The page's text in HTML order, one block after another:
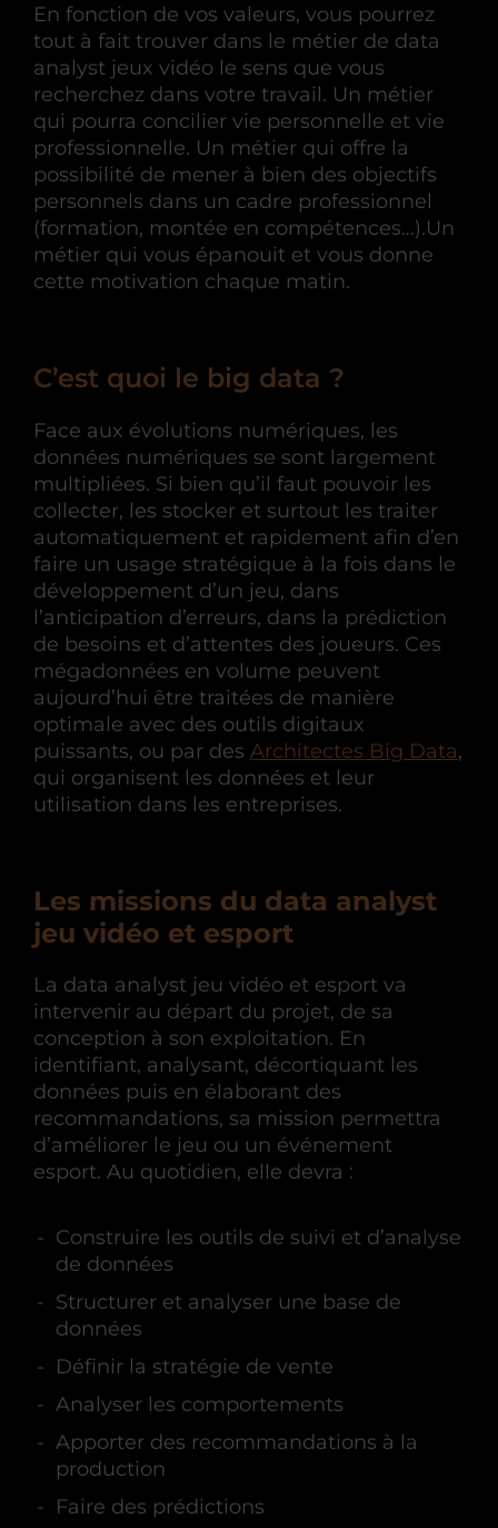
En fonction de vos valeurs, vous pourrez
tout à fait trouver dans le métier de data
analyst jeux vidéo le sens que vous
recherchez dans votre travail. Un métier
qui pourra concilier vie personnelle et vie
professionnelle. Un métier qui offre la
possibilité de mener à bien des objectifs
personnels dans un cadre professionnel
(formation, montée en compétences…).Un
métier qui vous épanouit et vous donne
cette motivation chaque matin.
C’est quoi le big data ?
Face aux évolutions numériques, les
données numériques se sont largement
multipliées. Si bien qu’il faut pouvoir les
collecter, les stocker et surtout les traiter
automatiquement et rapidement afin d’en
faire un usage stratégique à la fois dans le
développement d’un jeu, dans
l’anticipation d’erreurs, dans la prédiction
de besoins et d’attentes des joueurs. Ces
mégadonnées en volume peuvent
aujourd’hui être traitées de manière
optimale avec des outils digitaux
puissants, ou par des Architectes Big Data,
qui organisent les données et leur
utilisation dans les entreprises.
Les missions du data analyst
jeu vidéo et esport
La data analyst jeu vidéo et esport va
intervenir au départ du projet, de sa
conception à son exploitation. En
identifiant, analysant, décortiquant les
données puis en élaborant des
recommandations, sa mission permettra
d’améliorer le jeu ou un événement
esport. Au quotidien, elle devra :
Construire les outils de suivi et d’analyse
de données
Structurer et analyser une base de
données
Définir la stratégie de vente
Analyser les comportements
Apporter des recommandations à la
production
Faire des prédictions